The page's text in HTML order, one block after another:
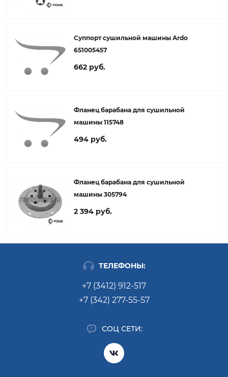
Суппорт сушильной машины Ardo
651005457
662 руб.
Фланец барабана для сушильной
машины 115748
494 руб.
Фланец барабана для сушильной
машины 305794
2 394 руб.
ТЕЛЕФОНЫ:
+7 (3412) 912-517
+7 (342) 277-55-57
СОЦ СЕТИ: